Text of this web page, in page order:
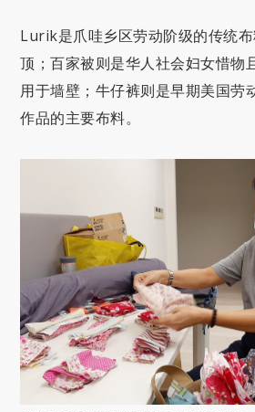
Lurik是爪哇乡区劳动阶级的传统布
顶；百家被则是华人社会妇女惜物
用于墙壁；牛仔裤则是早期美国劳
作品的主要布料。